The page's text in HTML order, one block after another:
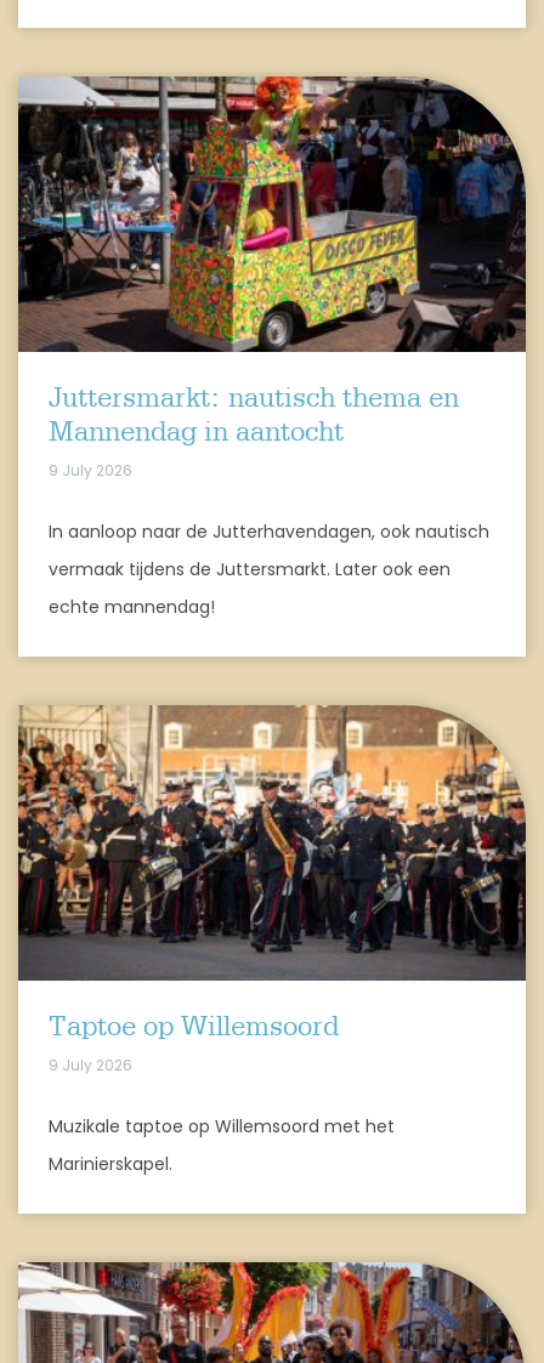
Juttersmarkt: nautisch thema en
Mannendag in aantocht
9 July 2026
In aanloop naar de Jutterhavendagen, ook nautisch
vermaak tijdens de Juttersmarkt. Later ook een
echte mannendag!
Taptoe op Willemsoord
9 July 2026
Muzikale taptoe op Willemsoord met het
Marinierskapel.